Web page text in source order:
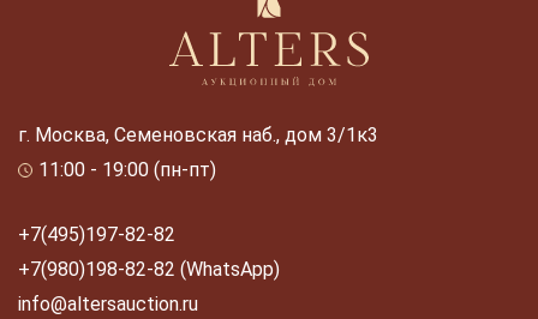
г. Москва, Семеновская наб., дом 3/1к3
11:00 - 19:00 (пн-пт)
+7(495)197-82-82
+7(980)198-82-82 (WhatsApp)
info@altersauction.ru